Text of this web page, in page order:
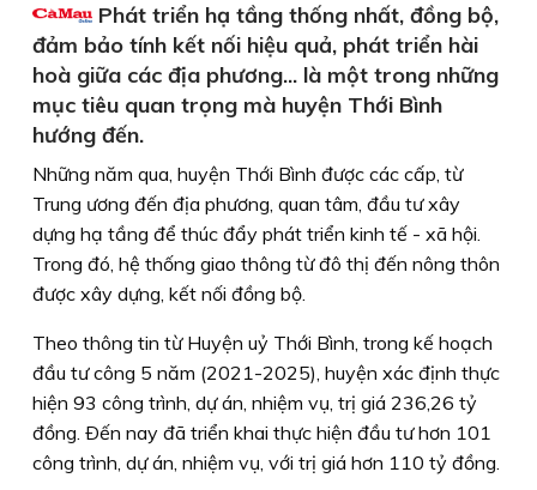
Phát triển hạ tầng thống nhất, đồng bộ,
đảm bảo tính kết nối hiệu quả, phát triển hài
hoà giữa các địa phương... là một trong những
mục tiêu quan trọng mà huyện Thới Bình
hướng đến.
Những năm qua, huyện Thới Bình được các cấp, từ
Trung ương đến địa phương, quan tâm, đầu tư xây
dựng hạ tầng để thúc đẩy phát triển kinh tế - xã hội.
Trong đó, hệ thống giao thông từ đô thị đến nông thôn
được xây dựng, kết nối đồng bộ.
Theo thông tin từ Huyện uỷ Thới Bình, trong kế hoạch
đầu tư công 5 năm (2021-2025), huyện xác định thực
hiện 93 công trình, dự án, nhiệm vụ, trị giá 236,26 tỷ
đồng. Ðến nay đã triển khai thực hiện đầu tư hơn 101
công trình, dự án, nhiệm vụ, với trị giá hơn 110 tỷ đồng.